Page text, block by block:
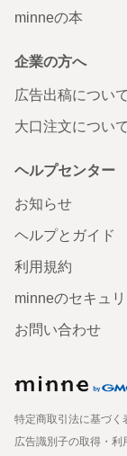
minneの本
企業の方へ
広告出稿について
大口注文について
ヘルプセンター
お知らせ
ヘルプとガイド
利用規約
minneのセキュリ
お問い合わせ
特定商取引法に基づく
広告識別子の取得・利